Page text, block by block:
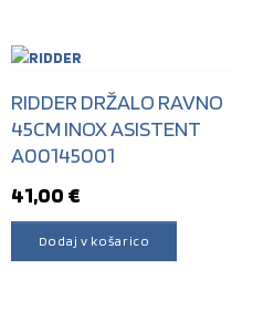
RIDDER DRŽALO RAVNO
45CM INOX ASISTENT
A00145001
41,00 €
Dodaj v košarico